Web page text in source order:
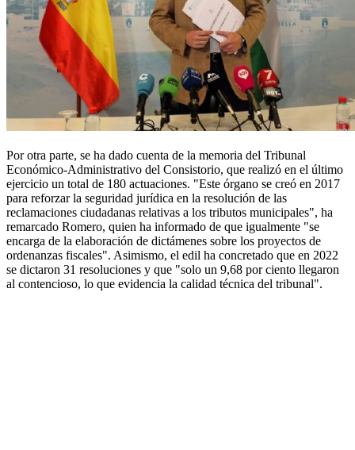
Por otra parte, se ha dado cuenta de la memoria del Tribunal
Económico-Administrativo del Consistorio, que realizó en el último
ejercicio un total de 180 actuaciones. "Este órgano se creó en 2017
para reforzar la seguridad jurídica en la resolución de las
reclamaciones ciudadanas relativas a los tributos municipales", ha
remarcado Romero, quien ha informado de que igualmente "se
encarga de la elaboración de dictámenes sobre los proyectos de
ordenanzas fiscales". Asimismo, el edil ha concretado que en 2022
se dictaron 31 resoluciones y que "solo un 9,68 por ciento llegaron
al contencioso, lo que evidencia la calidad técnica del tribunal".